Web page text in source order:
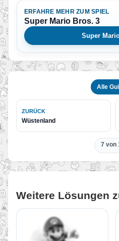
ERFAHRE MEHR ZUM SPIEL
Super Mario Bros. 3
Super
Alle
ZURÜCK
Wüstenland
7 von
Weitere Lösungen